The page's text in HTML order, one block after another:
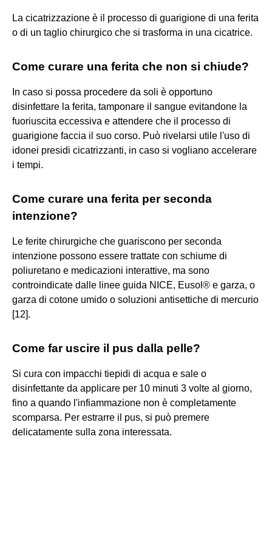
La cicatrizzazione è il processo di guarigione di una ferita
o di un taglio chirurgico che si trasforma in una cicatrice.
Come curare una ferita che non si chiude?
In caso si possa procedere da soli è opportuno
disinfettare la ferita, tamponare il sangue evitandone la
fuoriuscita eccessiva e attendere che il processo di
guarigione faccia il suo corso. Può rivelarsi utile l'uso di
idonei presidi cicatrizzanti, in caso si vogliano accelerare
i tempi.
Come curare una ferita per seconda
intenzione?
Le ferite chirurgiche che guariscono per seconda
intenzione possono essere trattate con schiume di
poliuretano e medicazioni interattive, ma sono
controindicate dalle linee guida NICE, Eusol® e garza, o
garza di cotone umido o soluzioni antisettiche di mercurio
[12].
Come far uscire il pus dalla pelle?
Si cura con impacchi tiepidi di acqua e sale o
disinfettante da applicare per 10 minuti 3 volte al giorno,
fino a quando l'infiammazione non è completamente
scomparsa. Per estrarre il pus, si può premere
delicatamente sulla zona interessata.